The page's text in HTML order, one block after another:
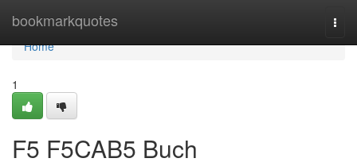
bookmarkquotes
Home
Home
1
F5 F5CAB5 Buch